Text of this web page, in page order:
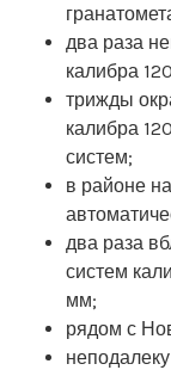
два раза
калибра
трижды
калибра
систем;
в районе
два раза
систем
мм;
рядом с